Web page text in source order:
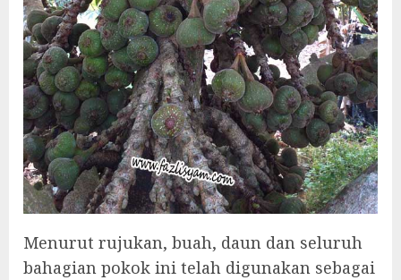
Menurut rujukan, buah, daun dan seluruh
bahagian pokok ini telah digunakan sebagai